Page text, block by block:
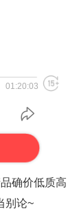
01:20:03
确价低质高
别论~